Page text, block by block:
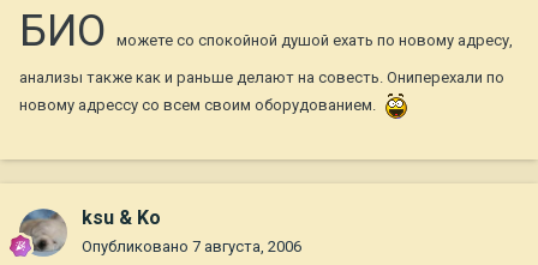
БИО
можете со спокойной душой ехать по новому адресу,
анализы также как и раньше делают на совесть. Ониперехали по
новому адрессу со всем своим оборудованием.
ksu & Ko
Опубликовано 7 августа, 2006